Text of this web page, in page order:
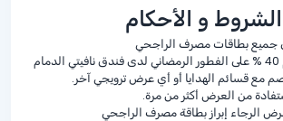
الشروط و الأحكام
جميع بطاقات مصرف الراجحي
% 40 على الفطور الرمضاني لدى فندق نافيتي الدمام
مع قسائم الهدايا أو أي عرض ترويجي آخر.
من العرض أكثر من مرة.
الرجاء إبراز بطاقة مصرف الراجحي